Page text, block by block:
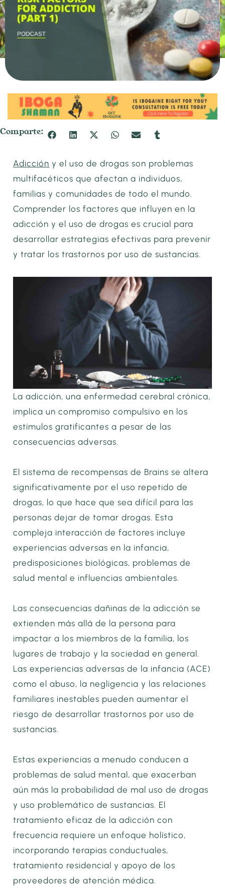
Comparte:
Adicción y el uso de drogas son problemas
multifacéticos que afectan a individuos,
familias y comunidades de todo el mundo.
Comprender los factores que influyen en la
adicción y el uso de drogas es crucial para
desarrollar estrategias efectivas para prevenir
y tratar los trastornos por uso de sustancias.
La adicción, una enfermedad cerebral crónica,
implica un compromiso compulsivo en los
estímulos gratificantes a pesar de las
consecuencias adversas.
El sistema de recompensas de Brains se altera
significativamente por el uso repetido de
drogas, lo que hace que sea difícil para las
personas dejar de tomar drogas. Esta
compleja interacción de factores incluye
experiencias adversas en la infancia,
predisposiciones biológicas, problemas de
salud mental e influencias ambientales.
Las consecuencias dañinas de la adicción se
extienden más allá de la persona para
impactar a los miembros de la familia, los
lugares de trabajo y la sociedad en general.
Las experiencias adversas de la infancia (ACE)
como el abuso, la negligencia y las relaciones
familiares inestables pueden aumentar el
riesgo de desarrollar trastornos por uso de
sustancias.
Estas experiencias a menudo conducen a
problemas de salud mental, que exacerban
aún más la probabilidad de mal uso de drogas
y uso problemático de sustancias. El
tratamiento eficaz de la adicción con
frecuencia requiere un enfoque holístico,
incorporando terapias conductuales,
tratamiento residencial y apoyo de los
proveedores de atención médica.